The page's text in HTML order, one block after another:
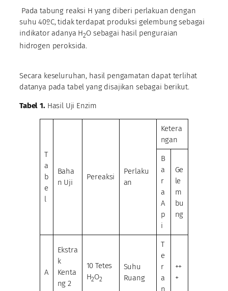
Pada tabung reaksi H yang diberi perlakuan dengan
suhu 40ºC, tidak terdapat produksi gelembung sebagai
indikator adanya H2O sebagai hasil penguraian
hidrogen peroksida.
Secara keseluruhan, hasil pengamatan dapat terlihat
datanya pada tabel yang disajikan sebagai berikut.
Tabel 1.Hasil Uji Enzim
T
a
b
e
l
Baha
n Uji
Pereaksi
Perlaku
an
Ketera
ngan
B
a
r
a
A
p
i
Ge
le
m
bu
ng
A
Ekstra
k
Kenta
ng 2
10 Tetes
H2O2
Suhu
Ruang
T
e
r
a
n
++
+